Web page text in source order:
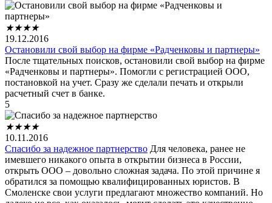
★★★★
19.12.2016
Остановили свой выбор на фирме «Радченковы и партнеры»
После тщательных поисков, остановили свой выбор на фирме
«Радченковы и партнеры». Помогли с регистрацией ООО,
постановкой на учет. Сразу же сделали печать и открыли
расчетный счет в банке.
5
★★★★
10.11.2016
Спасибо за надежное партнерство Для человека, ранее не
имевшего никакого опыта в открытии бизнеса в России,
открыть ООО – довольно сложная задача. По этой причине я
обратился за помощью квалифицированных юристов. В
Смоленске свои услуги предлагают множество компаний. Но